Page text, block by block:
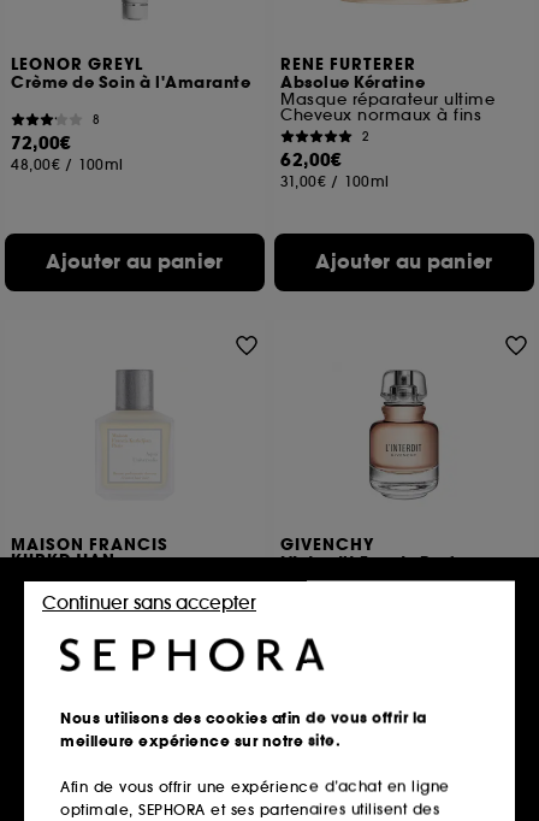
LEONOR GREYL
Crème de Soin à l'Amarante
8
72,00€
48,00€ / 100ml
Ajouter au panier
RENE FURTERER
Absolue Kératine
Masque réparateur ultime
Cheveux normaux à fins
2
62,00€
31,00€ / 100ml
Ajouter au panier
MAISON FRANCIS
KURKDJIAN
Aqua Universalis
Brume parfumante cheveux
80,00€
114,29€ / 100ml
Ajouter au panier
GIVENCHY
L'Interdit Eau de Parfum
Parfum pour les cheveux
Ajouter au panier
Nous utilisons des cookies afin de vous offrir la
meilleure expérience sur notre site.
Afin de vous offrir une expérience d’achat en ligne
optimale, SEPHORA et ses partenaires utilisent des
Continuer sans accepter